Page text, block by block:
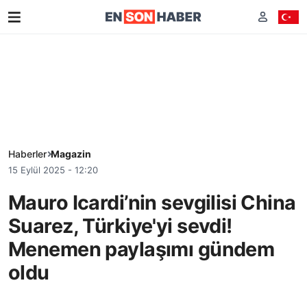
Haberler Magazin
15 Eylül 2025 - 12:20
Mauro Icardi’nin sevgilisi China
Suarez, Türkiye'yi sevdi!
Menemen paylaşımı gündem
oldu